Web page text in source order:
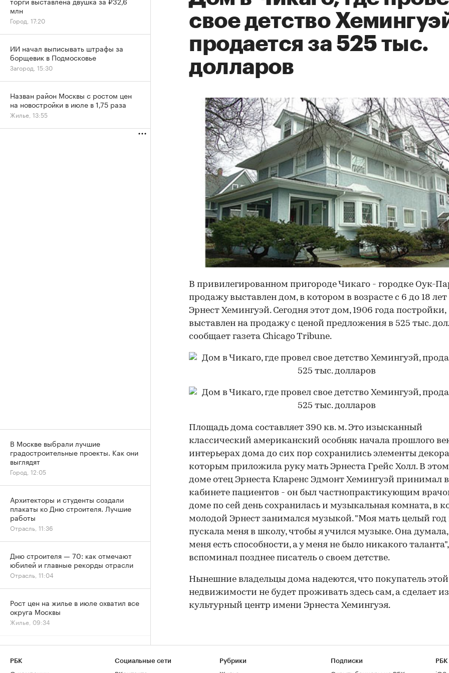
свое детство
продается за 525 тыс.
долларов
В привилегированном пригороде Чикаго - городке Оук-
продажу выставлен дом, в котором в возрасте с 6 до 18
Эрнест Хемингуэй. Сегодня этот дом, 1906 года постройки,
выставлен на продажу с ценой предложения в 525 тыс.
сообщает газета Chicago Tribune.
Площадь дома составляет 390 кв. м. Это изысканный
классический американский особняк начала прошлого
интерьерах дома до сих пор сохранились элементы
которым приложила руку мать Эрнеста Грейс Холл. В
доме отец Эрнеста Кларенс Эдмонт Хемингуэй принимал
кабинете пациентов - он был частнопрактикующим
доме по сей день сохранилась и музыкальная комната, в
молодой Эрнест занимался музыкой. "Моя мать целый год
пускала меня в школу, чтобы я учился музыке. Она думала,
меня есть способности, а у меня не было никакого
вспоминал позднее писатель о своем детстве.
Нынешние владельцы дома надеются, что покупатель этой
недвижимости не будет проживать здесь сам, а сделает
культурный центр имени Эрнеста Хемингуэя.
млн
Город, 17:20
ИИ начал выписывать штрафы за
борщевик в Подмосковье
Загород, 15:30
Назван район Москвы с ростом цен
на новостройки в июле в 1,75 раза
Жилье, 13:55
В Москве выбрали лучшие
градостроительные проекты. Как они
выглядят
Город, 12:05
Архитекторы и студенты создали
плакаты ко Дню строителя. Лучшие
работы
Отрасль, 11:36
Дню строителя — 70: как отмечают
юбилей и главные рекорды отрасли
Отрасль, 11:04
Рост цен на жилье в июле охватил все
округа Москвы
Жилье, 09:34
для студентов надо было искать
РБК Социальные сети Рубрики Подписки РБК